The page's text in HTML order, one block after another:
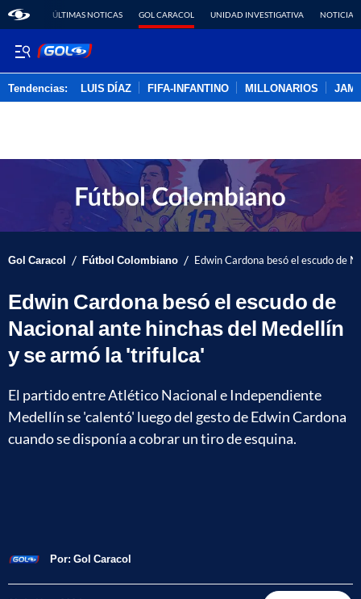
ÚLTIMAS NOTICAS GOL CARACOL UNIDAD INVESTIGATIVA NOTICIAS
Tendencias: LUIS DÍAZ FIFA-INFANTINO MILLONARIOS
Gol Caracol / Fútbol Colombiano / Edwin Cardona besó el escudo de
Edwin Cardona besó el escudo de
Nacional ante hinchas del Medellín
y se armó la 'trifulca'
El partido entre Atlético Nacional e Independiente
Medellín se 'calentó' luego del gesto de Edwin Cardona
cuando se disponía a cobrar un tiro de esquina.
Por: Gol Caracol